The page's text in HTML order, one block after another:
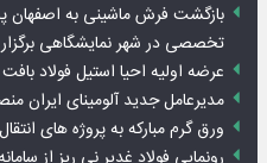
بازگشت فرش ماشینی به اصفهان
تخصصی در شهر نمایشگاهی
عرضه اولیه احیا استیل فولاد بافت
مدیرعامل جدید آلومینای ایران
ورق گرم مبارکه به پروژه های